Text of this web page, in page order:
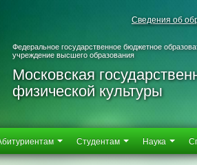
Сведения об
Федеральное государственное бюджетное
учреждение высшего образования
Московская
физической культуры
Студентам Наука